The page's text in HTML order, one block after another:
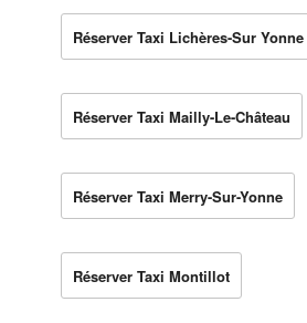
Réserver Taxi Lichères-Sur Yonne
Réserver Taxi Mailly-Le-Château
Réserver Taxi Merry-Sur-Yonne
Réserver Taxi Montillot